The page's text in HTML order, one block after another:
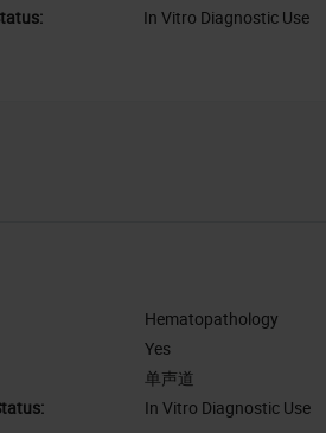
In Vitro Diagnostic Use
Hematopathology
Yes
单声道
In Vitro Diagnostic Use